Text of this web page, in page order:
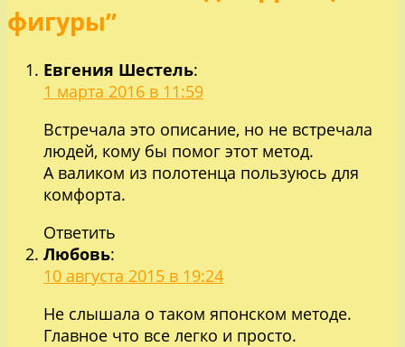
фигуры”
Евгения Шестель:
1 марта 2016 в 11:59
Встречала это описание, но не встречала
людей, кому бы помог этот метод.
А валиком из полотенца пользуюсь для
комфорта.
Ответить
Любовь:
10 августа 2015 в 19:24
Не слышала о таком японском методе.
Главное что все легко и просто.